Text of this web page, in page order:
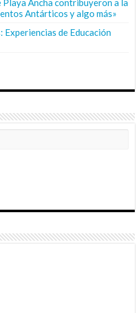
Antárticos y algo más»
Experiencias de Educación